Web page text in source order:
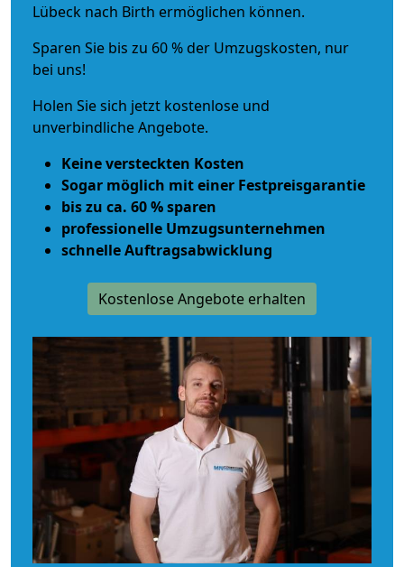
Lübeck nach Birth ermöglichen können.
Sparen Sie bis zu 60 % der Umzugskosten, nur
bei uns!
Holen Sie sich jetzt kostenlose und
unverbindliche Angebote.
Keine versteckten Kosten
Sogar möglich mit einer Festpreisgarantie
bis zu ca. 60 % sparen
professionelle Umzugsunternehmen
schnelle Auftragsabwicklung
Kostenlose Angebote erhalten